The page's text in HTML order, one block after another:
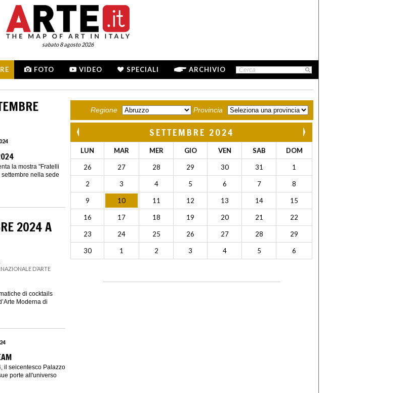
sabato 8 agosto 2026
FOTO VIDEO SPECIALI ARCHIVIO
la mostra "Fratelli
nella sede
2024 A
D’ARTE
di cocktails
Moderna di
il seicentesco Palazzo
porte all'universo
Regione Provincia
SETTEMBRE 2024
LUN MAR MER GIO VEN SAB DOM
26 27 28 29 30 31 1
2 3 4 5 6 7 8
9 10 11 12 13 14 15
16 17 18 19 20 21 22
23 24 25 26 27 28 29
30 1 2 3 4 5 6